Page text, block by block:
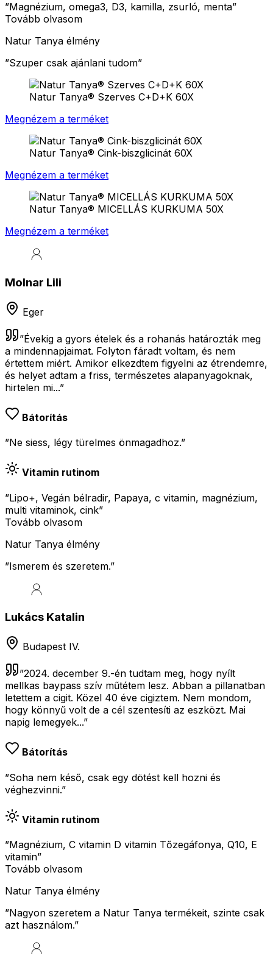
”Magnézium, omega3, D3, kamilla, zsurló, menta”
Tovább olvasom
Natur Tanya élmény
”Szuper csak ajánlani tudom”
Natur Tanya® Szerves C+D+K 60X
Megnézem a terméket
Natur Tanya® Cink-biszglicinát 60X
Megnézem a terméket
Natur Tanya® MICELLÁS KURKUMA 50X
Megnézem a terméket
Molnar Lili
Eger
”Évekig a gyors ételek és a rohanás határozták meg
a mindennapjaimat. Folyton fáradt voltam, és nem
értettem miért. Amikor elkezdtem figyelni az étrendemre,
és helyet adtam a friss, természetes alapanyagoknak,
hirtelen mi...”
Bátorítás
”Ne siess, légy türelmes önmagadhoz.”
Vitamin rutinom
”Lipo+, Vegán bélradir, Papaya, c vitamin, magnézium,
multi vitaminok, cink”
Tovább olvasom
Natur Tanya élmény
”Ismerem és szeretem.”
Lukács Katalin
Budapest IV.
”2024. december 9.-én tudtam meg, hogy nyílt
mellkas baypass szív műtétem lesz. Abban a pillanatban
letettem a cigit. Közel 40 éve cigiztem. Nem mondom,
hogy könnyű volt de a cél szentesíti az eszközt. Mai
napig lemegyek...”
Bátorítás
”Soha nem késő, csak egy dötést kell hozni és
véghezvinni.”
Vitamin rutinom
”Magnézium, C vitamin D vitamin Tőzegáfonya, Q10, E
vitamin”
Tovább olvasom
Natur Tanya élmény
”Nagyon szeretem a Natur Tanya termékeit, szinte csak
azt használom.”